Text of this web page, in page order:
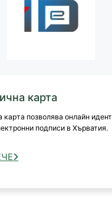
карта
карта позволява онлайн
подписи в Хърватия.